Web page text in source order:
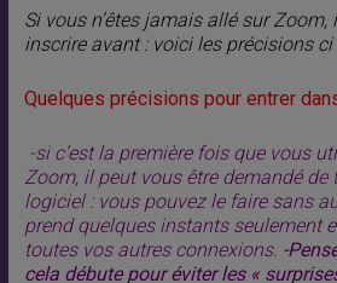
Si vous n’êtes jamais allé sur
inscrire avant : voici les précisions ci
Quelques précisions pour entrer
-si c’est la première fois que vous
Zoom, il peut vous être demandé de
logiciel : vous pouvez le faire sans
prend quelques instants seulement
toutes vos autres connexions. -
cela débute pour éviter les «